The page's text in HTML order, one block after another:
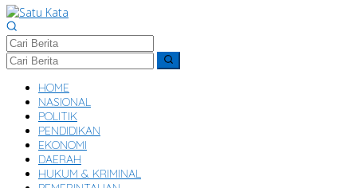
HOME
NASIONAL
POLITIK
PENDIDIKAN
EKONOMI
DAERAH
HUKUM & KRIMINAL